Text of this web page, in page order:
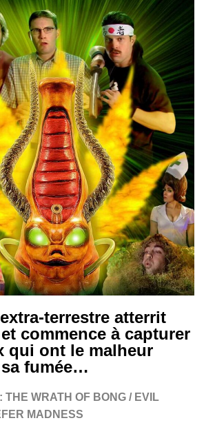
terrestre atterrit
commence à capturer
qui ont le malheur
sa fumée…
THE WRATH OF BONG / EVIL
MADNESS